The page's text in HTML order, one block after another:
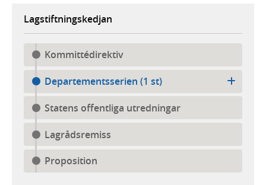
Lagstiftningskedjan
Kommittédirektiv
Departementsserien (1 st)
Statens offentliga utredningar
Lagrådsremiss
Proposition